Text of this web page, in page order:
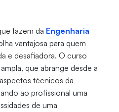
fazem da Engenharia
vantajosa para quem
e desafiadora. O curso
que abrange desde a
técnicos da
ao profissional uma
de uma